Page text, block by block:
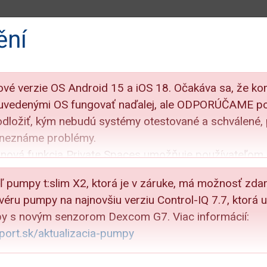
PRODUKTY SERVIS KONTAKT DÔLEŽITÉ
verzie OS Android 15 a iOS 18. Očakáva sa, že
OS fungovať naďalej, ale ODPORÚČAME
kým nebudú systémy otestované a
problémy.
funkcia Private Spaces umožňuje
kde sú oznámenia a upozornenia vypnuté.
upozornenia aplikácie Dexcom.
funkcie Uzamknuté a Skryté aplikácie, ktoré
alebo skryť aplikácie. To môže ovplyvniť
aplikácie Dexcom.
Reduce Interruptions Mode v iOS 18 umožňuje
pumpy t:slim X2, ktorá je v záruke, má možnosť
pumpy na najnovšiu verziu Control-IQ 7.7, ktorá
s novým senzorom Dexcom G7. Viac informácií:
aktualizacia-pumpy
Bude Dexcom G7 kompatibilný s pumpou t:slim X2 s
s pumpou
IQ?
t:slim X2 s technológiou Control-IQ. Ak
na technológiu Control-IQ, je potrebné túto